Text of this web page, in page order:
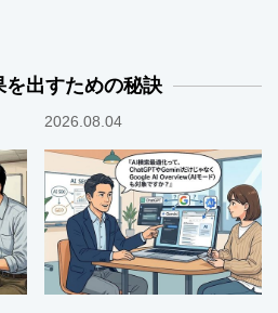
を出すための秘訣
2026.08.04